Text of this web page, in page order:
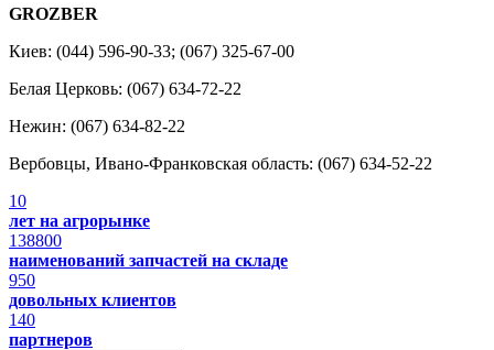
GROZBER
Киев: (044) 596-90-33; (067) 325-67-00
Белая Церковь: (067) 634-72-22
Нежин: (067) 634-82-22
Вербовцы, Ивано-Франковская область: (067) 634-52-22
10
лет на агрорынке
138800
наименований запчастей на складе
950
довольных клиентов
140
партнеров